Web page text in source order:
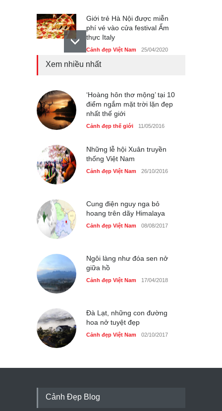
Giới trẻ Hà Nội được miễn
phí vé vào cửa festival Ẩm
thực Italy
Cảnh đẹp Việt Nam 25/04/2020
Cảnh đẹp Việt Nam 25/04/2020
Bán đảo Sơn Trà sẽ là khu
du lịch quốc gia
Xem nhiều nhất
‘Hoàng hôn thơ mộng’ tại 10
điểm ngắm mặt trời lặn đẹp
nhất thế giới
Cảnh đẹp thế giới 11/05/2016
Những lễ hội Xuân truyền
thống Việt Nam
Cảnh đẹp Việt Nam 26/10/2016
Cung điện nguy nga bỏ
hoang trên dãy Himalaya
Cảnh đẹp Việt Nam 08/08/2017
Ngôi làng như đóa sen nở
giữa hồ
Cảnh đẹp Việt Nam 17/04/2018
Đà Lạt, những con đường
hoa nở tuyệt đẹp
Cảnh đẹp Việt Nam 02/10/2017
Cảnh Đẹp Blog